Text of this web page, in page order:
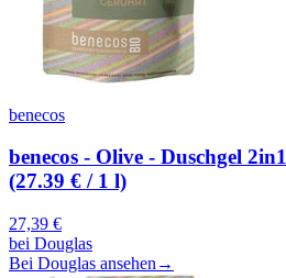
benecos
benecos - Olive - Duschgel
(27.39 € / 1 l)
27,39 €
bei Douglas
Bei Douglas ansehen →